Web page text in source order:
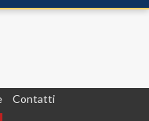
Contatti